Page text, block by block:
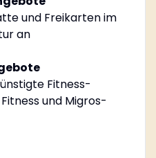
und Freikarten im
an
Fitness-
und Migros-